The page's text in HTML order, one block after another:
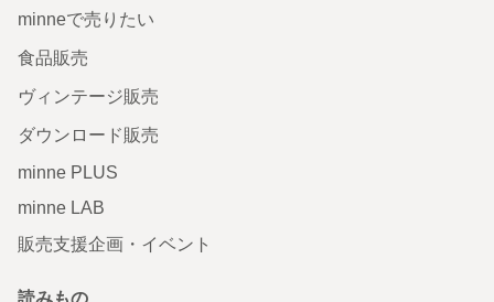
minneで売りたい
食品販売
ヴィンテージ販売
ダウンロード販売
minne PLUS
minne LAB
販売支援企画・イベント
読みもの